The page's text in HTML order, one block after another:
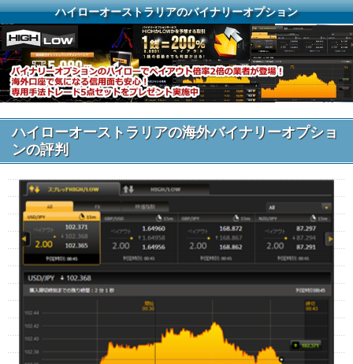
ハイローオーストラリアのバイナリーオプション
ハイローオーストラリアの海外バイナリーオプショ
ンの評判